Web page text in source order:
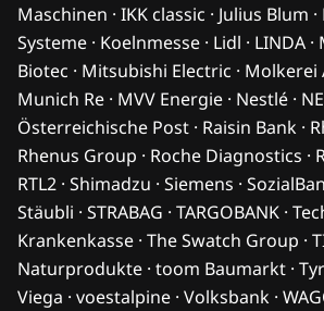
Maschinen · IKK classic · Julius Blum
Systeme · Koelnmesse · Lidl · LINDA ·
Biotec · Mitsubishi Electric · Molkerei
Munich Re · MVV Energie · Nestlé ·
Österreichische Post · Raisin Bank ·
Rhenus Group · Roche Diagnostics ·
RTL2 · Shimadzu · Siemens ·
Stäubli · STRABAG · TARGOBANK ·
Krankenkasse · The Swatch Group ·
Naturprodukte · toom Baumarkt ·
Viega · voestalpine · Volksbank ·